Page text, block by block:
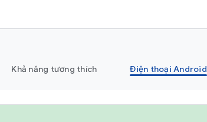
Khả năng tương thích Điện thoại Android